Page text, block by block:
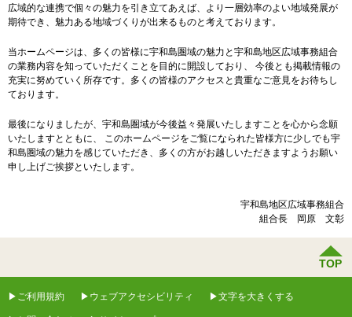
消防施設
広域的な連携で個々の魅力を引き立てあえば、より一層効率のよい地域発展が
期待でき、魅力ある地域づくりが出来るものと考えております。
当ホームページは、多くの皆様に宇和島圏域の魅力と宇和島地区広域事務組合
の業務内容を知っていただくことを目的に開設しており、 今後とも掲載情報の
充実に努めていく所存です。多くの皆様のアクセスと貴重なご意見をお待ちし
ております。
最後になりましたが、宇和島圏域が今後益々発展いたしますことを心から念願
いたしますとともに、 このホームページをご覧になられた皆様方に少しでも宇
和島圏域の魅力を感じていただき、多くの方がお越しいただきますようお願い
申し上げご挨拶といたします。
宇和島地区広域事務組合
組合長 岡原 文彰
TOP
ご利用規約 ウェブアクセシビリティ 文字を大きくする